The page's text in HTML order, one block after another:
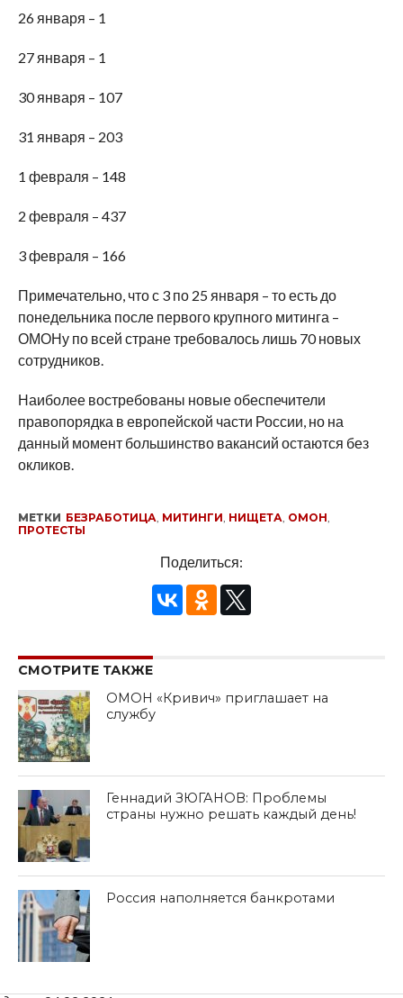
26 января – 1
27 января – 1
30 января – 107
31 января – 203
1 февраля – 148
2 февраля – 437
3 февраля – 166
Примечательно, что с 3 по 25 января – то есть до
понедельника после первого крупного митинга –
ОМОНу по всей стране требовалось лишь 70 новых
сотрудников.
Наиболее востребованы новые обеспечители
правопорядка в европейской части России, но на
данный момент большинство вакансий остаются без
окликов.
МЕТКИ БЕЗРАБОТИЦА, МИТИНГИ, НИЩЕТА, ОМОН,
ПРОТЕСТЫ
Поделиться:
СМОТРИТЕ ТАКЖЕ
ОМОН «Кривич» приглашает на
службу
Геннадий ЗЮГАНОВ: Проблемы
страны нужно решать каждый день!
Россия наполняется банкротами